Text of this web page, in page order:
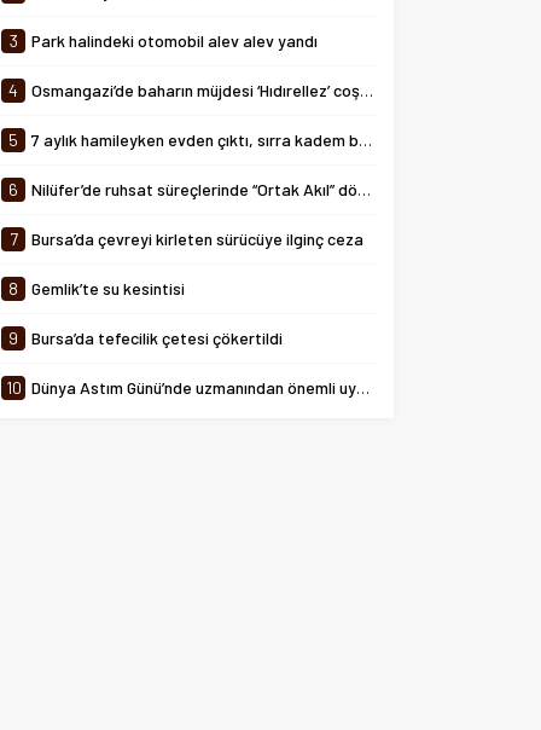
arasında...
3 Park halindeki otomobil alev alev yandı
4 Osmangazi’de baharın müjdesi ‘Hıdırellez’ coşkuyla kutlandı
5 7 aylık hamileyken evden çıktı, sırra kadem bastı
6 Nilüfer’de ruhsat süreçlerinde “Ortak Akıl” dönemi
7 Bursa’da çevreyi kirleten sürücüye ilginç ceza
8 Gemlik’te su kesintisi
9 Bursa’da tefecilik çetesi çökertildi
10 Dünya Astım Günü’nde uzmanından önemli uyarılar